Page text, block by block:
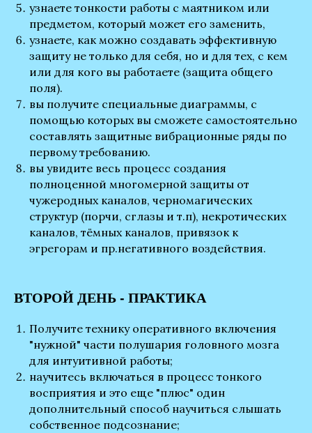
узнаете тонкости работы с маятником или
предметом, который может его заменить,
узнаете, как можно создавать эффективную
защиту не только для себя, но и для тех, с кем
или для кого вы работаете (защита общего
поля).
вы получите специальные диаграммы, с
помощью которых вы сможете самостоятельно
составлять защитные вибрационные ряды по
первому требованию.
вы увидите весь процесс создания
полноценной многомерной защиты от
чужеродных каналов, черномагических
структур (порчи, сглазы и т.п), некротических
каналов, тёмных каналов, привязок к
эгрегорам и пр.негативного воздействия.
ВТОРОЙ ДЕНЬ - ПРАКТИКА
Получите технику оперативного включения
"нужной" части полушария головного мозга
для интуитивной работы;
научитесь включаться в процесс тонкого
восприятия и это еще "плюс" один
дополнительный способ научиться слышать
собственное подсознание;